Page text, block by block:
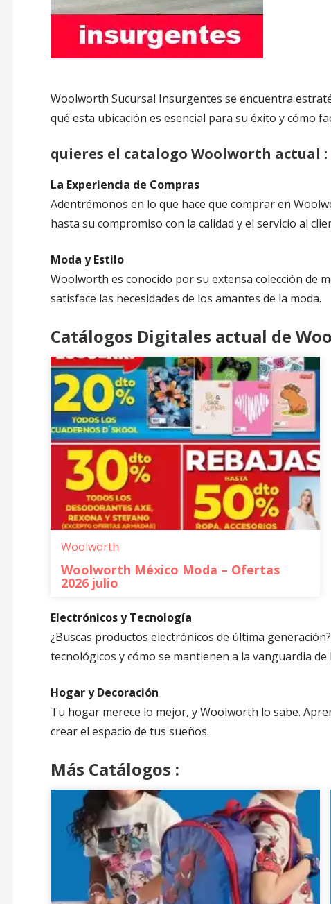
Woolworth Sucursal Insurgentes se encuentra
qué esta ubicación es esencial para su éxito y cómo
quieres el catalogo Woolworth actual :
La Experiencia de Compras
Adentrémonos en lo que hace que comprar en
hasta su compromiso con la calidad y el servicio al
Moda y Estilo
Woolworth es conocido por su extensa colección de
satisface las necesidades de los amantes de la moda.
Catálogos Digitales actual de
Woolworth
Woolworth México Moda – Ofertas
2026 julio
Electrónicos y Tecnología
¿Buscas productos electrónicos de última
tecnológicos y cómo se mantienen a la vanguardia de
Hogar y Decoración
Tu hogar merece lo mejor, y Woolworth lo sabe.
crear el espacio de tus sueños.
Más Catálogos :